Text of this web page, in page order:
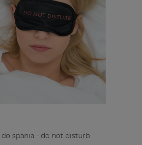
do spania - do not disturb